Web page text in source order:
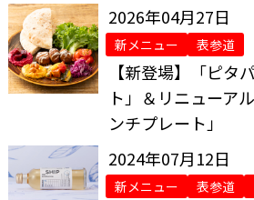
2026年04月27日
新メニュー 表参道
【新登場】「ピタ
ト」＆リニューア
ンチプレート」
2024年07月12日
新メニュー 表参道